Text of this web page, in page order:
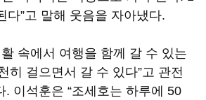
다”고 말해 웃음을 자아냈다.
속에서 여행을 함께 갈 수 있는
히 걸으면서 갈 수 있다”고 관전
. 이석훈은 “조세호는 하루에 50